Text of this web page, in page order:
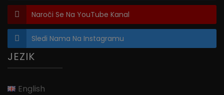
Naroči Se Na YouTube Kanal
Sledi Nama Na Instagramu
JEZIK
English